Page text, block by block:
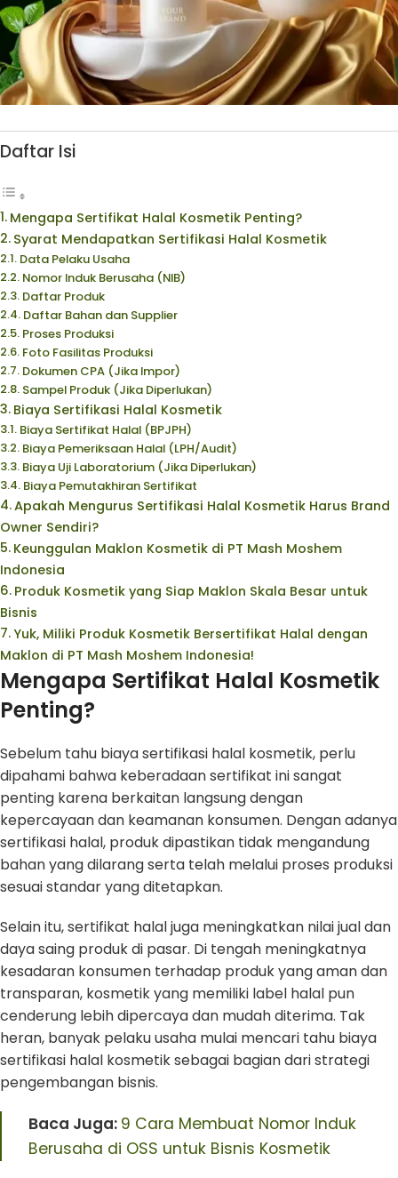
Daftar Isi
Mengapa Sertifikat Halal Kosmetik Penting?
Syarat Mendapatkan Sertifikasi Halal Kosmetik
Data Pelaku Usaha
Nomor Induk Berusaha (NIB)
Daftar Produk
Daftar Bahan dan Supplier
Proses Produksi
Foto Fasilitas Produksi
Dokumen CPA (Jika Impor)
Sampel Produk (Jika Diperlukan)
Biaya Sertifikasi Halal Kosmetik
Biaya Sertifikat Halal (BPJPH)
Biaya Pemeriksaan Halal (LPH/Audit)
Biaya Uji Laboratorium (Jika Diperlukan)
Biaya Pemutakhiran Sertifikat
Apakah Mengurus Sertifikasi Halal Kosmetik Harus Brand
Owner Sendiri?
Keunggulan Maklon Kosmetik di PT Mash Moshem
Indonesia
Produk Kosmetik yang Siap Maklon Skala Besar untuk
Bisnis
Yuk, Miliki Produk Kosmetik Bersertifikat Halal dengan
Maklon di PT Mash Moshem Indonesia!
Mengapa Sertifikat Halal Kosmetik
Penting?
Sebelum tahu biaya sertifikasi halal kosmetik, perlu
dipahami bahwa keberadaan sertifikat ini sangat
penting karena berkaitan langsung dengan
kepercayaan dan keamanan konsumen. Dengan adanya
sertifikasi halal, produk dipastikan tidak mengandung
bahan yang dilarang serta telah melalui proses produksi
sesuai standar yang ditetapkan.
Selain itu, sertifikat halal juga meningkatkan nilai jual dan
daya saing produk di pasar. Di tengah meningkatnya
kesadaran konsumen terhadap produk yang aman dan
transparan, kosmetik yang memiliki label halal pun
cenderung lebih dipercaya dan mudah diterima. Tak
heran, banyak pelaku usaha mulai mencari tahu biaya
sertifikasi halal kosmetik sebagai bagian dari strategi
pengembangan bisnis.
Baca Juga: 9 Cara Membuat Nomor Induk
Berusaha di OSS untuk Bisnis Kosmetik